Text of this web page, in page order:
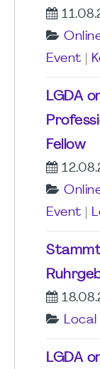
Event
LGDA
Fellow
Event
LGDA